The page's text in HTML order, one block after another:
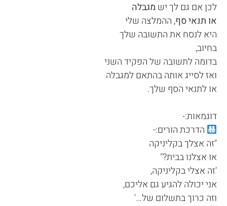
לכן אם גם לך יש מגבלה
או תנאי סף, ההמלצה שלי
היא לנסח את התשובה שלך
בחיוב,
בדומה לתשובה של הפקיד השני
ואז לסייג אותה בהתאם למגבלה
או לתנאי הסף שלך.
דוגמאות:-
הדרכת הורים:-
"זה אצלך בקליניקה
או אצלנו בבית?"
'זה אצלי בקליניקה,
אני יכולה להגיע גם אליכם,
וזה כרוך בתשלום של…'